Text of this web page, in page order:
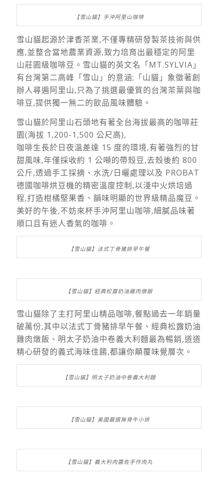
【雪山貓】手沖阿里山咖啡
雪山貓起源於津香茶業,不僅專精研發製茶技術與供
應,並整合當地農業資源,致力培育出最穩定的阿里
山莊園級咖啡豆。雪山貓的英文名「MT.SYLVIA」
有台灣第二高峰「雪山」的意涵;「山貓」象徵著創
辦人尋遍阿里山,只為了挑選最優質的台灣茶葉與咖
啡豆,提供獨一無二的飲品風味體驗。
雪山貓於阿里山石頭地有著全台海拔最高的咖啡莊
園(海拔 1,200-1,500 公尺高),
咖啡生長於日夜溫差達 15 度的環境,有著強烈的甘
甜風味,年僅採收約 1 公噸的帶殼豆,去殼後約 800
公斤,透過手工採摘、水洗/日曬處理以及 PROBAT
德國咖啡烘豆機的精密溫度控制,以淺中火烘培過
程,打造柑橘堅果香、韻味明顯的世界級精品魔豆。
美好的午後,不妨來杯手沖阿里山咖啡,細膩品味著
順口且有迷人香氣的咖啡。
【雪山貓】法式丁骨豬排早午餐
【雪山貓】經典松露奶油雞肉燉飯
雪山貓除了主打阿里山精品咖啡,餐點過去一年銷量
破萬份,其中以法式丁骨豬排早午餐、經典松露奶油
雞肉燉飯、明太子奶油中卷義大利麵最為暢銷,道道
精心研發的義式海味佳餚,都讓你顛覆味覺層次。
【雪山貓】明太子奶油中卷義大利麵
【雪山貓】美國嚴選無骨牛小排
【雪山貓】義大利肉醬佐手作肉丸